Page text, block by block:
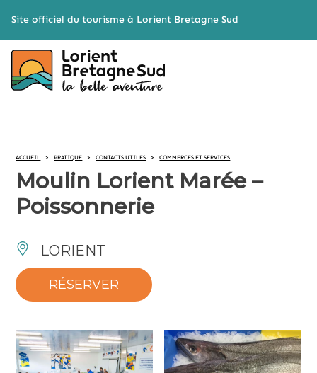
Site officiel du tourisme à Lorient Bretagne Sud
ACCUEIL > PRATIQUE > CONTACTS UTILES > COMMERCES ET SERVICES
Moulin Lorient Marée –
Poissonnerie
LORIENT
RÉSERVER